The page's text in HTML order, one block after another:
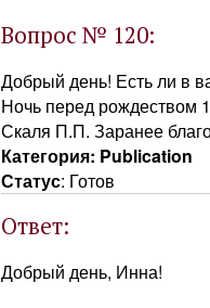
Вопрос № 120:
Добрый день! Есть ли в
Ночь перед рождеством
Скаля П.П. Заранее
Категория: Publication
Статус: Готов
Ответ:
Добрый день, Инна!